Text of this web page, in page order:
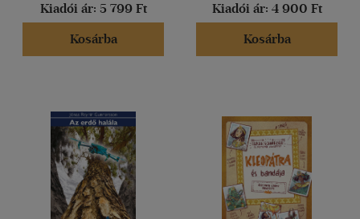
Kiadói ár: 5 799 Ft
Kosárba
Kiadói ár: 4 900 Ft
Kosárba